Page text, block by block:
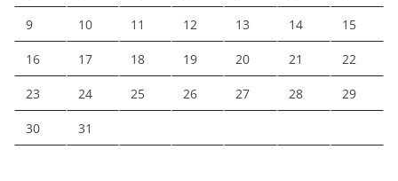
9 10 11 12 13 14 15
16 17 18 19 20 21 22
23 24 25 26 27 28 29
30 31